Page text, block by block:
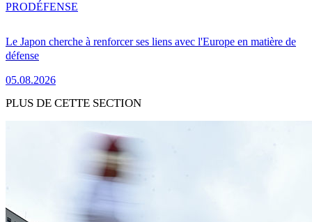
Le Japon cherche à renforcer ses liens avec l'Europe en matière de
défense
05.08.2026
PRODÉFENSE
PLUS DE CETTE SECTION